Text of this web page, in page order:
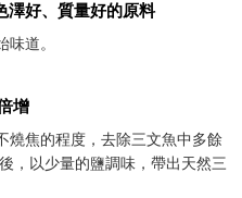
澤好、質量好的原料
道。
增
燒焦的程度，去除三文魚中多餘
，以少量的鹽調味，帶出天然三